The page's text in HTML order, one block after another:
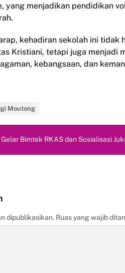
yang menjadikan pendidikan
kehadiran sekolah ini tidak
Kristiani, tetapi juga menjadi
kebangsaan, dan
Moutong
Bimtek RKAS dan Sosialisasi
dipublikasikan. Ruas yang wajib